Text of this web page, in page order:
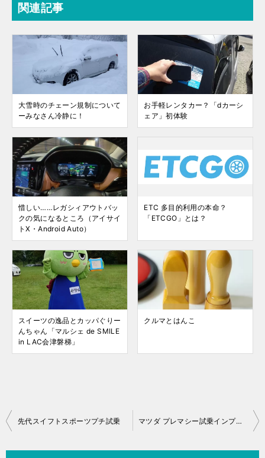
関連記事
大雪時のチェーン規制について
ーみなさん冷静に！
お手軽レンタカー？「dカーシ
ェア」初体験
惜しい……レガシィアウトバッ
クの気になるところ（アイサイ
トX・Android Auto）
ETC 多目的利用の本命？
「ETCGO」とは？
スイーツの逸品とカッパぐりー
んちゃん「マルシェ de SMILE
in LAC会津磐梯」
クルマとはんこ
投
先代スイフトスポーツプチ試乗 マツダ プレマシー試乗インプレッション